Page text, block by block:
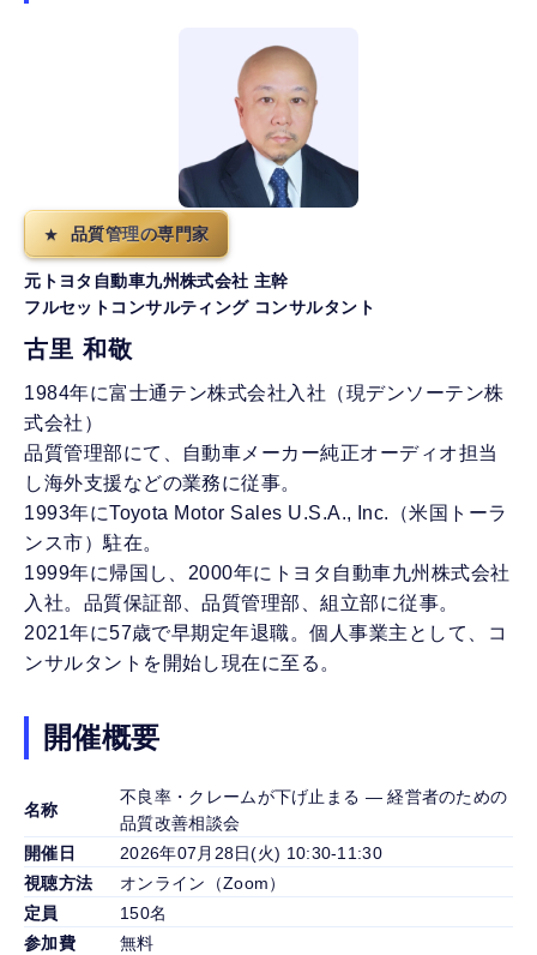
品質管理の専門家
元トヨタ自動車九州株式会社 主幹
フルセットコンサルティング コンサルタント
古里 和敬
1984年に富士通テン株式会社入社（現デンソーテン株
式会社）
品質管理部にて、自動車メーカー純正オーディオ担当
し海外支援などの業務に従事。
1993年にToyota Motor Sales U.S.A., Inc.（米国トーラ
ンス市）駐在。
1999年に帰国し、2000年にトヨタ自動車九州株式会社
入社。品質保証部、品質管理部、組立部に従事。
2021年に57歳で早期定年退職。個人事業主として、コ
ンサルタントを開始し現在に至る。
開催概要
名称
不良率・クレームが下げ止まる ― 経営者のための
品質改善相談会
開催日
2026年07月28日(火) 10:30-11:30
視聴方法
オンライン（Zoom）
定員
150名
参加費
無料